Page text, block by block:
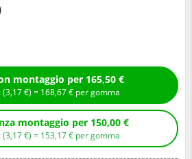
Compra con montaggio per 165,50 €
+ Ecotassa: (3,17€ ) = 168,67€ per gomma
Compra senza montaggio per 150,00 €
+ Ecotassa: (3,17€ ) = 153,17€ per gomma